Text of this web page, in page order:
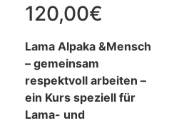
120,00€
Lama Alpaka &Mensch
– gemeinsam
respektvoll arbeiten –
ein Kurs speziell für
Lama- und